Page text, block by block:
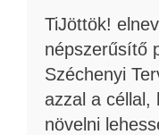
TiJöttök!
népszerűsítő
Széchenyi
azzal a céllal,
növelni